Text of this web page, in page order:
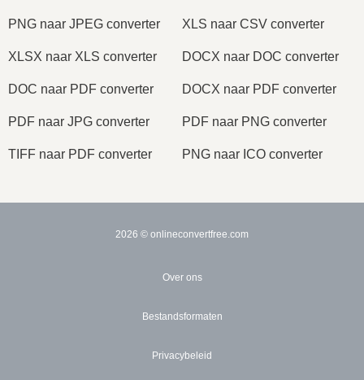
PNG naar JPEG converter XLS naar CSV converter
XLSX naar XLS converter DOCX naar DOC converter
DOC naar PDF converter DOCX naar PDF converter
PDF naar JPG converter PDF naar PNG converter
TIFF naar PDF converter PNG naar ICO converter
2026 © onlineconvertfree.com
Over ons
Bestandsformaten
Privacybeleid